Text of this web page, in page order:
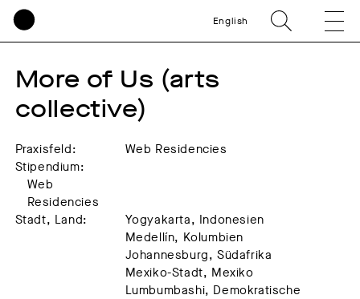
English
More of Us (arts
collective)
Praxisfeld:
Web Residencies
Stipendium:
Web
Residencies
Stadt, Land:
Yogyakarta, Indonesien
Medellín, Kolumbien
Johannesburg, Südafrika
Mexiko-Stadt, Mexiko
Lumbumbashi, Demokratische